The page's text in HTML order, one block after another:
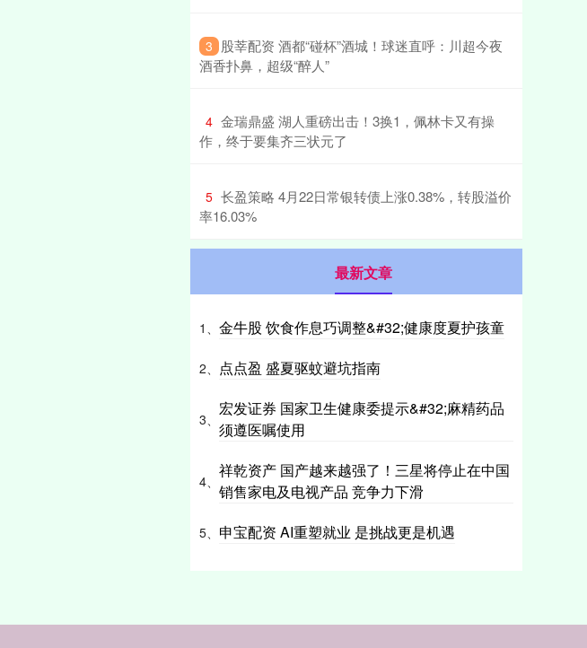
3 ​股莘配资 酒都“碰杯”酒城！球迷直呼：川超今夜
酒香扑鼻，超级“醉人”
4 ​金瑞鼎盛 湖人重磅出击！3换1，佩林卡又有操
作，终于要集齐三状元了
5 ​长盈策略 4月22日常银转债上涨0.38%，转股溢价
率16.03%
最新文章
1、 金牛股 饮食作息巧调整&#32;健康度夏护孩童
2、 点点盈 盛夏驱蚊避坑指南
3、
宏发证券 国家卫生健康委提示&#32;麻精药品
须遵医嘱使用
4、
祥乾资产 国产越来越强了！三星将停止在中国
销售家电及电视产品 竞争力下滑
5、 申宝配资 AI重塑就业 是挑战更是机遇